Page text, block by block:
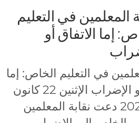
المعلمين في التعليم
إما الاتفاق أو
في التعليم الخاص: إما
الاتفاق أو الإضراب الإثنين 22 كانون
الثاني 2024 دعت نقابة المعلمين